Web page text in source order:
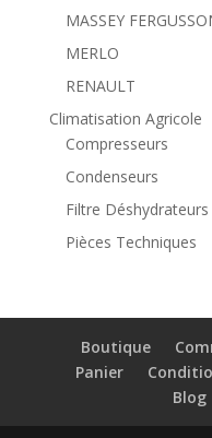
MASSEY
MERLO
RENAULT
Climatisation Agricole
Compresseurs
Condenseurs
Filtre Déshydrateurs
Pièces Techniques
Boutique
Panier
Blog